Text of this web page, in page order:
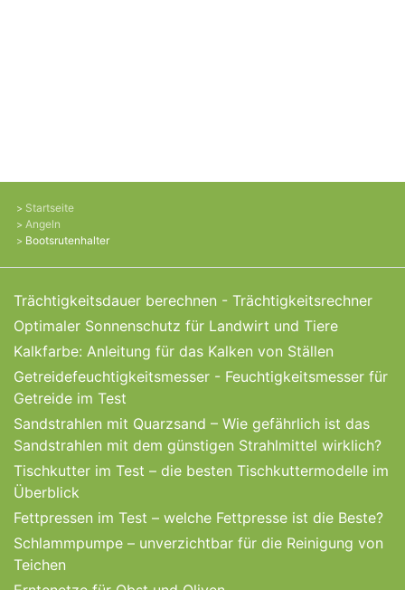
Startseite
Angeln
Bootsrutenhalter
Trächtigkeitsdauer berechnen - Trächtigkeitsrechner
Optimaler Sonnenschutz für Landwirt und Tiere
Kalkfarbe: Anleitung für das Kalken von Ställen
Getreidefeuchtigkeitsmesser - Feuchtigkeitsmesser für
Getreide im Test
Sandstrahlen mit Quarzsand – Wie gefährlich ist das
Sandstrahlen mit dem günstigen Strahlmittel wirklich?
Tischkutter im Test – die besten Tischkuttermodelle im
Überblick
Fettpressen im Test – welche Fettpresse ist die Beste?
Schlammpumpe – unverzichtbar für die Reinigung von
Teichen